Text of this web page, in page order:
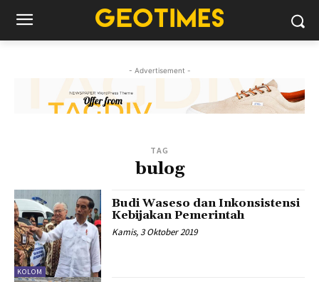
- Advertisement -
TAG
bulog
KOLOM
Budi Waseso dan Inkonsistensi
Kebijakan Pemerintah
Kamis, 3 Oktober 2019